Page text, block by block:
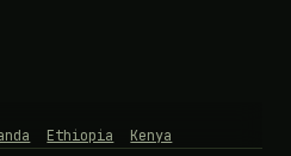
Ethiopia Kenya